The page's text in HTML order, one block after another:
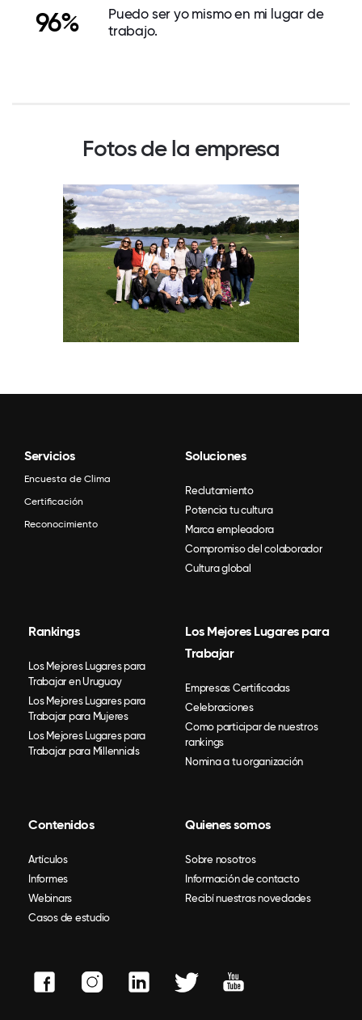
96%
Puedo ser yo mismo en mi lugar de
trabajo.
Fotos de la empresa
Servicios
Encuesta de Clima
Certificación
Reconocimiento
Soluciones
Reclutamiento
Potencia tu cultura
Marca empleadora
Compromiso del colaborador
Cultura global
Rankings
Los Mejores Lugares para
Trabajar en Uruguay
Los Mejores Lugares para
Trabajar para Mujeres
Los Mejores Lugares para
Trabajar para Millennials
Los Mejores Lugares para
Trabajar
Empresas Certificadas
Celebraciones
Como participar de nuestros
rankings
Nomina a tu organización
Contenidos
Artículos
Informes
Webinars
Casos de estudio
Quienes somos
Sobre nosotros
Información de contacto
Recibí nuestras novedades